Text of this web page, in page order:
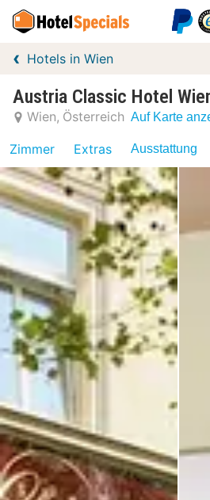
Hotels in Wien
Austria Classic Hotel
Wien Österreich Auf Karte
Zimmer Extras Ausstattung